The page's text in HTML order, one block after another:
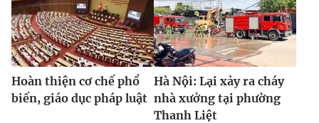
Hoàn thiện cơ chế phổ
biến, giáo dục pháp luật
Hà Nội: Lại xảy ra cháy
nhà xưởng tại phường
Thanh Liệt